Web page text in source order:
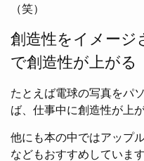
（笑）
創造性をイメージ
で創造性が上がる
たとえば電球の写真をパ
ば、仕事中に創造性が上
他にも本の中ではアップ
などもおすすめしています